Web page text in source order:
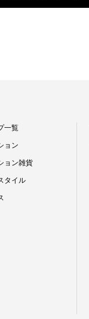
一覧
ョン
ョン雑貨
タイル